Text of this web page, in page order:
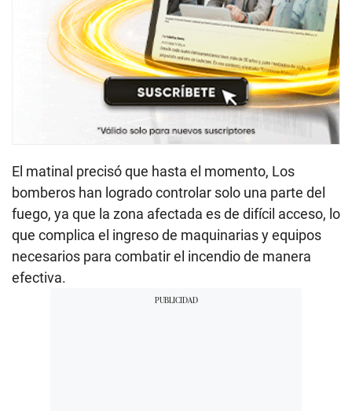
El matinal precisó que hasta el momento, Los
bomberos han logrado controlar solo una parte del
fuego, ya que la zona afectada es de difícil acceso, lo
que complica el ingreso de maquinarias y equipos
necesarios para combatir el incendio de manera
efectiva.